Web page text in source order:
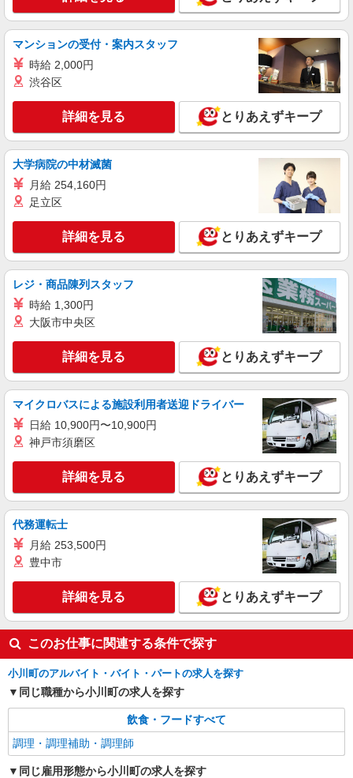
マンションの受付・案内スタッフ
時給 2,000円
渋谷区
詳細を見る とりあえずキープ
大学病院の中材滅菌
月給 254,160円
足立区
詳細を見る とりあえずキープ
レジ・商品陳列スタッフ
時給 1,300円
大阪市中央区
詳細を見る とりあえずキープ
マイクロバスによる施設利用者送迎ドライバー
日給 10,900円〜10,900円
神戸市須磨区
詳細を見る とりあえずキープ
代務運転士
月給 253,500円
豊中市
詳細を見る とりあえずキープ
このお仕事に関連する条件で探す
小川町のアルバイト・バイト・パートの求人を探す
同じ職種から小川町の求人を探す
飲食・フードすべて
調理・調理補助・調理師
同じ雇用形態から小川町の求人を探す